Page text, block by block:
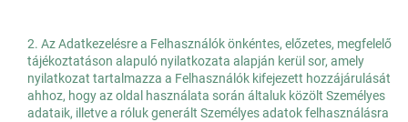
2. Az Adatkezelésre a Felhasználók önkéntes, előzetes, megfelelő
tájékoztatáson alapuló nyilatkozata alapján kerül sor, amely
nyilatkozat tartalmazza a Felhasználók kifejezett hozzájárulását
ahhoz, hogy az oldal használata során általuk közölt Személyes
adataik, illetve a róluk generált Személyes adatok felhasználásra